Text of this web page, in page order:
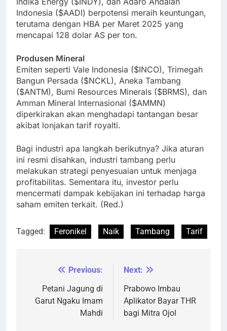
Indonesia ($AADI) berpotensi meraih keuntungan,
terutama dengan HBA per Maret 2025 yang
mencapai 128 dolar AS per ton.
Produsen Mineral
Emiten seperti Vale Indonesia ($INCO), Trimegah
Bangun Persada ($NCKL), Aneka Tambang
($ANTM), Bumi Resources Minerals ($BRMS), dan
Amman Mineral Internasional ($AMMN)
diperkirakan akan menghadapi tantangan besar
akibat lonjakan tarif royalti.
Bagi industri apa langkah berikutnya? Jika aturan
ini resmi disahkan, industri tambang perlu
melakukan strategi penyesuaian untuk menjaga
profitabilitas. Sementara itu, investor perlu
mencermati dampak kebijakan ini terhadap harga
saham emiten terkait. (Red.)
Tagged: Feronikel Naik Tambang Tarif
Navigasi
pos
Previous:
Petani Jagung di
Garut Ngaku Imam
Mahdi
Next:
Prabowo Imbau
Aplikator Bayar THR
bagi Mitra Ojol